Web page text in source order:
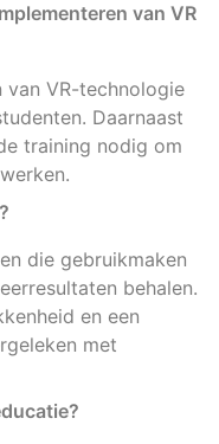
van VR
van VR-technologie
Daarnaast
training nodig om
die gebruikmaken
behalen.
en een
met